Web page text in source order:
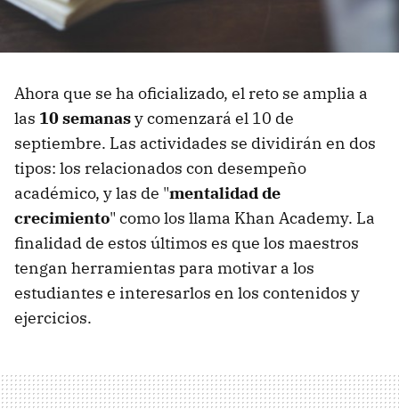
Ahora que se ha oficializado, el reto se amplia a
las 10 semanasy comenzará el 10 de
septiembre. Las actividades se dividirán en dos
tipos: los relacionados con desempeño
académico, y las de "mentalidad de
crecimiento" como los llama Khan Academy. La
finalidad de estos últimos es que los maestros
tengan herramientas para motivar a los
estudiantes e interesarlos en los contenidos y
ejercicios.